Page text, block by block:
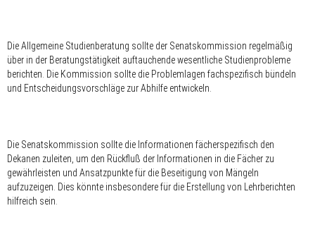
Die Allgemeine Studienberatung sollte der Senatskommission regelmäßig
über in der Beratungstätigkeit auftauchende wesentliche Studienprobleme
berichten. Die Kommission sollte die Problemlagen fachspezifisch bündeln
und Entscheidungsvorschläge zur Abhilfe entwickeln.
Die Senatskommission sollte die Informationen fächerspezifisch den
Dekanen zuleiten, um den Rückfluß der Informationen in die Fächer zu
gewährleisten und Ansatzpunkte für die Beseitigung von Mängeln
aufzuzeigen. Dies könnte insbesondere für die Erstellung von Lehrberichten
hilfreich sein.